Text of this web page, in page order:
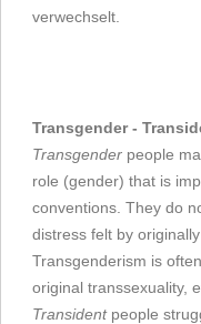
verwechselt.
Transgender -
Transgender people
role (gender) that is
conventions. They do
distress felt by
Transgenderism is
original transsexuality,
Transidentpeople